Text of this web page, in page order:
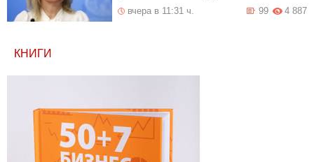
вчера в 11:31 ч. 4 887
99
КНИГИ